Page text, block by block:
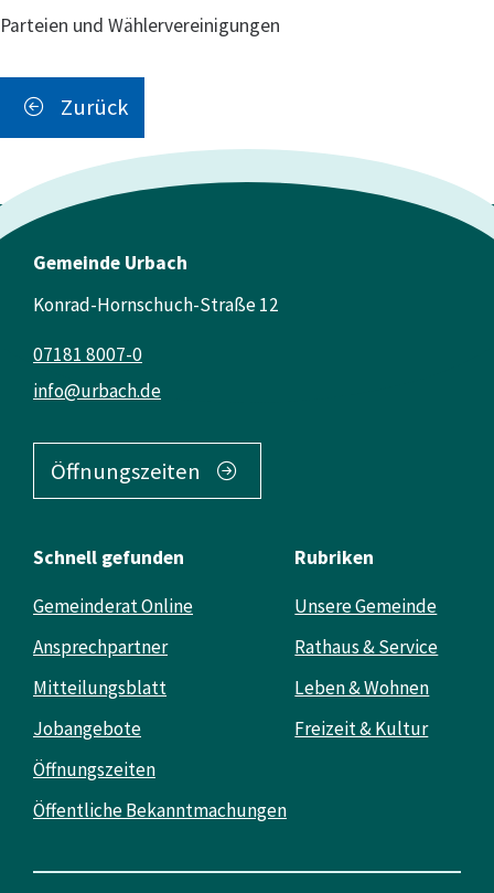
Parteien und Wählervereinigungen
Zurück
Gemeinde Urbach
Konrad-Hornschuch-Straße 12
info@urbach.de
07181 8007-0
Öffnungszeiten
Schnell gefunden
Gemeinderat Online
Ansprechpartner
Mitteilungsblatt
Jobangebote
Öffnungszeiten
Öffentliche Bekanntmachungen
Rubriken
Unsere Gemeinde
Rathaus & Service
Leben & Wohnen
Freizeit & Kultur